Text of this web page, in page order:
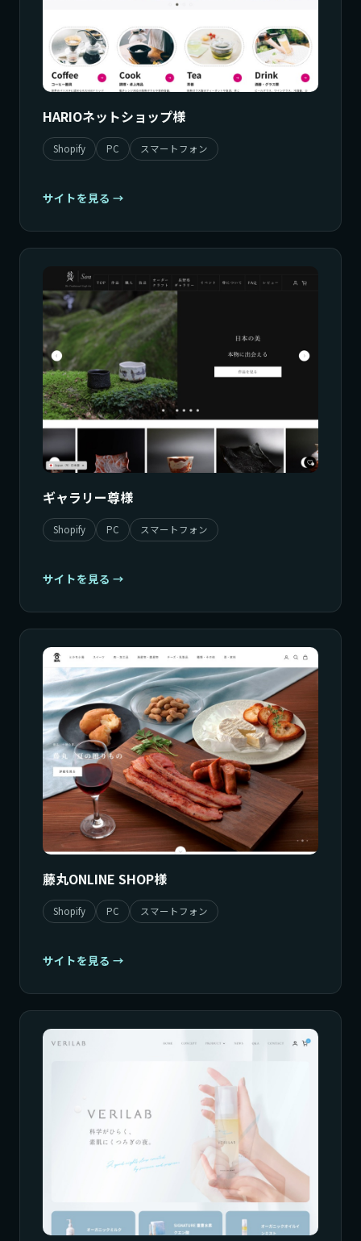
HARIOネットショップ様
Shopify PC スマートフォン
サイトを見る
ギャラリー尊様
Shopify PC スマートフォン
サイトを見る
藤丸ONLINE SHOP様
Shopify PC スマートフォン
サイトを見る